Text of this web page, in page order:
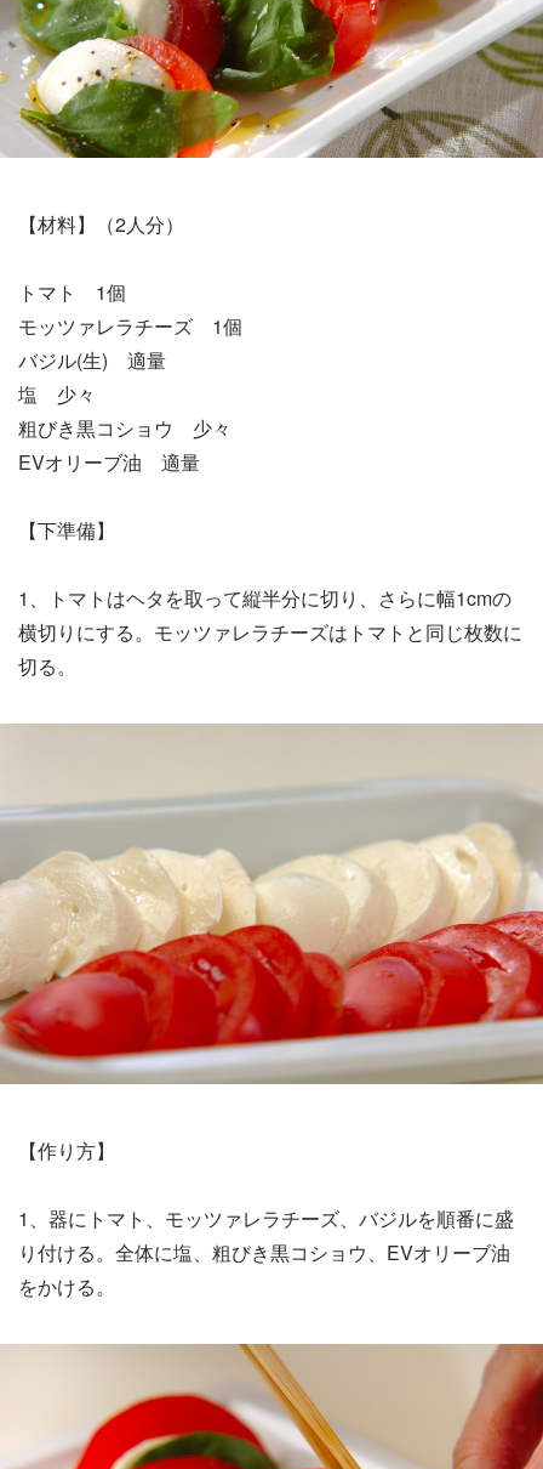
【材料】（2人分）
トマト 1個
モッツァレラチーズ 1個
バジル(生) 適量
塩 少々
粗びき黒コショウ 少々
EVオリーブ油 適量
【下準備】
1、トマトはヘタを取って縦半分に切り、さらに幅1cmの
横切りにする。モッツァレラチーズはトマトと同じ枚数に
切る。
【作り方】
1、器にトマト、モッツァレラチーズ、バジルを順番に盛
り付ける。全体に塩、粗びき黒コショウ、EVオリーブ油
をかける。